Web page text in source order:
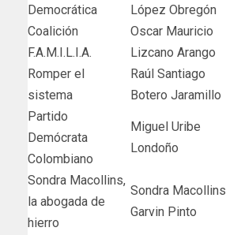
Democrática López Obregón
Coalición
F.A.M.I.L.I.A.
Oscar Mauricio
Lizcano Arango
Romper el
sistema
Raúl Santiago
Botero Jaramillo
Partido
Demócrata
Colombiano
Miguel Uribe
Londoño
Sondra Macollins,
la abogada de
hierro
Sondra Macollins
Garvin Pinto